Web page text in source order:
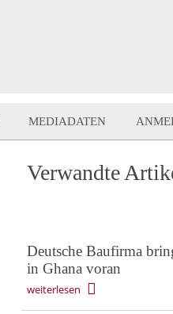
MEDIADATEN
Verwandte
Deutsche Baufirma
in Ghana voran
weiterlesen